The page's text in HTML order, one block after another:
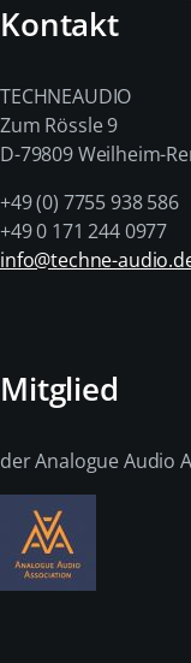
Kontakt
TECHNEAUDIO
Zum Rössle 9
D-79809 Weilheim-
+49 (0) 7755 938 586
+49 0 171 244 0977
info@techne-
Mitglied
der Analogue Audio